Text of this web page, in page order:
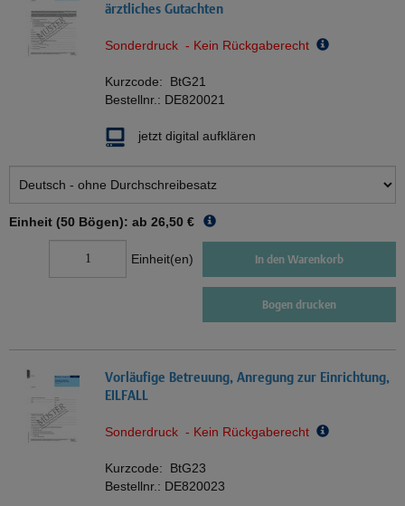
ärztliches Gutachten
Sonderdruck - Kein Rückgaberecht
Kurzcode: BtG21
Bestellnr.: DE820021
jetzt digital aufklären
Einheit (50 Bögen): ab 26,50 €
Einheit(en) In den Warenkorb
Bogen drucken
Vorläufige Betreuung, Anregung zur Einrichtung,
EILFALL
Sonderdruck - Kein Rückgaberecht
Kurzcode: BtG23
Bestellnr.: DE820023